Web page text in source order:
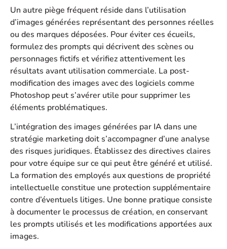
Un autre piège fréquent réside dans l’utilisation
d’images générées représentant des personnes réelles
ou des marques déposées. Pour éviter ces écueils,
formulez des prompts qui décrivent des scènes ou
personnages fictifs et vérifiez attentivement les
résultats avant utilisation commerciale. La post-
modification des images avec des logiciels comme
Photoshop peut s’avérer utile pour supprimer les
éléments problématiques.
L’intégration des images générées par IA dans une
stratégie marketing doit s’accompagner d’une analyse
des risques juridiques. Établissez des directives claires
pour votre équipe sur ce qui peut être généré et utilisé.
La formation des employés aux questions de propriété
intellectuelle constitue une protection supplémentaire
contre d’éventuels litiges. Une bonne pratique consiste
à documenter le processus de création, en conservant
les prompts utilisés et les modifications apportées aux
images.